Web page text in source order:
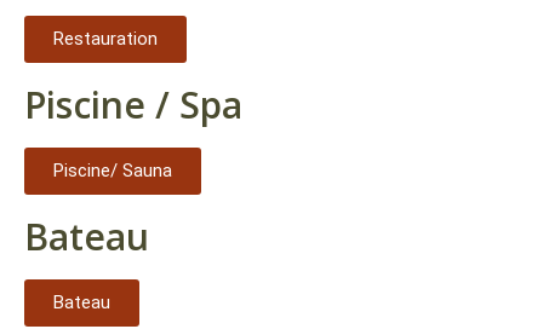
Restauration
Piscine / Spa
Piscine/ Sauna
Bateau
Bateau